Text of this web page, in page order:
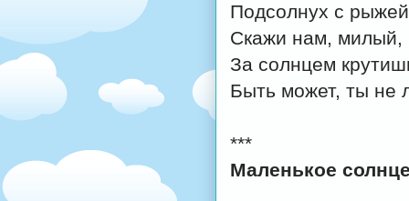
Подсолнух с
Скажи нам, милый,
За солнцем
Быть может, ты не
***
Маленькое